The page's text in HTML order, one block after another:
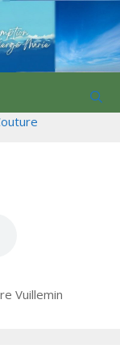
Vuillemin